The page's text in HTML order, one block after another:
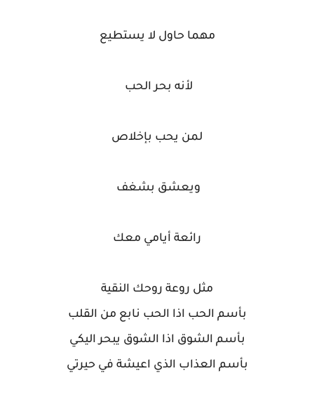
مهما حاول لا يستطيع
لأنه بحر الحب
لمن يحب بإخلاص
ويعشق بشغف
رائعة أيامي معك
مثل روعة روحك النقية
بأسم الحب اذا الحب نابع من القلب
بأسم الشوق اذا الشوق يبحر اليكي
بأسم العذاب الذي اعيشة في حيرتي